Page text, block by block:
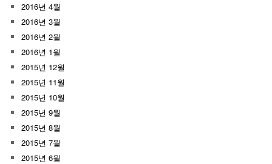
2016년 4월
2016년 3월
2016년 2월
2016년 1월
2015년 12월
2015년 11월
2015년 10월
2015년 9월
2015년 8월
2015년 7월
2015년 6월